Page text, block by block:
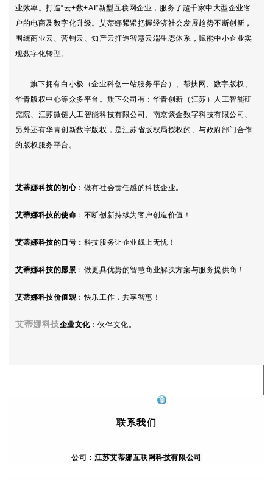
业效率。打造“云+数+AI”新型互联网企业，服务了超千家中大型企业客
户的电商及数字化升级。艾蒂娜紧紧把握经济社会发展趋势不断创新，
围绕商业云、营销云、知产云打造智慧云端生态体系，赋能中小企业实
现数字化转型。
旗下拥有白小极（企业科创一站服务平台）、帮扶网、数字版权、
华青版权中心等众多平台。旗下公司有：华青创新（江苏）人工智能研
究院、江苏微链人工智能科技有限公司、南京紫金数字科技有限公司、
另外还有华青创新数字版权，是江苏省版权局授权的、与政府部门合作
的版权服务平台。
艾蒂娜科技的初心： 做有社会责任感的科技企业。
艾蒂娜科技的使命 ：不断创新持续为客户创造价值！
艾蒂娜科技的口号 ： 科技服务让企业线上无忧！
艾蒂娜科技的愿景 ：做更具优势的智慧商业解决方案与服务提供商！
艾蒂娜科技价值观：快乐工作，共享智惠！
艾蒂娜科技企业文化：伙伴文化。
联系我们
公司： 江苏艾蒂娜互联网科技有限公司